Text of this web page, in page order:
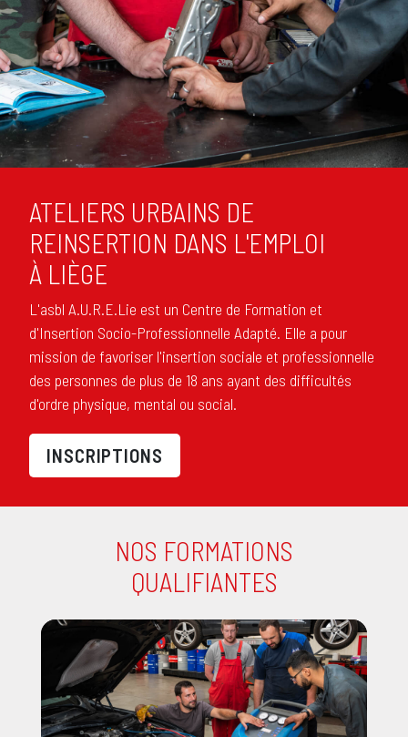
ATELIERS URBAINS DE
REINSERTION DANS L'EMPLOI
À LIÈGE
L'asbl A.U.R.E.Lie est un Centre de Formation et
d'Insertion Socio-Professionnelle Adapté. Elle a pour
mission de favoriser l'insertion sociale et professionnelle
des personnes de plus de 18 ans ayant des difficultés
d'ordre physique, mental ou social.
INSCRIPTIONS
NOS FORMATIONS
QUALIFIANTES